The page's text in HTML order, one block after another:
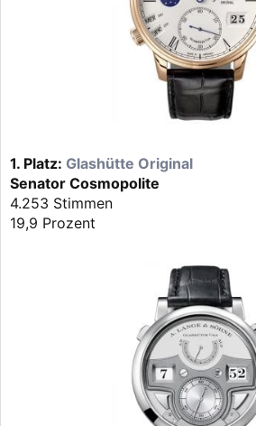
1. Platz: Glashütte Original
Senator Cosmopolite
4.253 Stimmen
19,9 Prozent